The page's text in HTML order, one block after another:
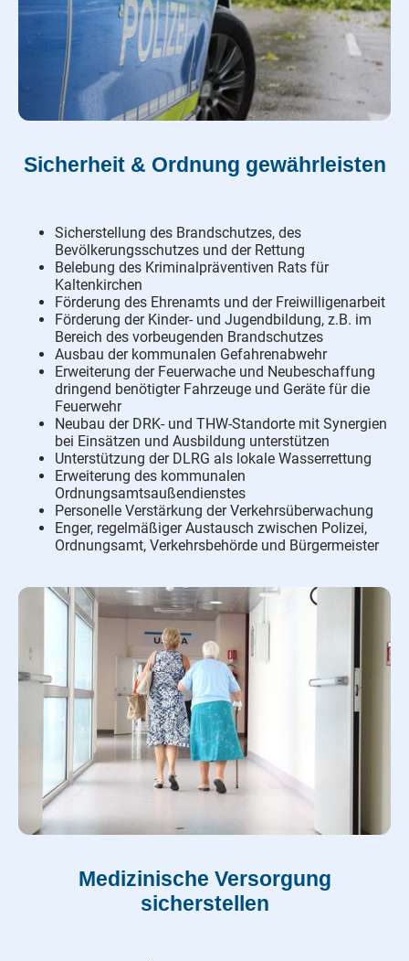
Sicherheit & Ordnung gewährleisten
Sicherstellung des Brandschutzes, des
Bevölkerungsschutzes und der Rettung
Belebung des Kriminalpräventiven Rats für
Kaltenkirchen
Förderung des Ehrenamts und der Freiwilligenarbeit
Förderung der Kinder- und Jugendbildung, z.B. im
Bereich des vorbeugenden Brandschutzes
Ausbau der kommunalen Gefahrenabwehr
Erweiterung der Feuerwache und Neubeschaffung
dringend benötigter Fahrzeuge und Geräte für die
Feuerwehr
Neubau der DRK- und THW-Standorte mit Synergien
bei Einsätzen und Ausbildung unterstützen
Unterstützung der DLRG als lokale Wasserrettung
Erweiterung des kommunalen
Ordnungsamtsaußendienstes
Personelle Verstärkung der Verkehrsüberwachung
Enger, regelmäßiger Austausch zwischen Polizei,
Ordnungsamt, Verkehrsbehörde und Bürgermeister
Medizinische Versorgung
sicherstellen